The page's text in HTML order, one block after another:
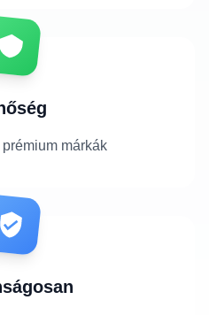
márkák